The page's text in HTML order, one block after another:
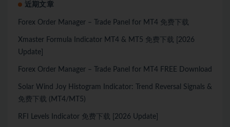
近期文章
Forex Order Manager – Trade Panel for MT4 免费下载
Xmaster Formula Indicator MT4 & MT5 免费下载 [2026
Update]
Forex Order Manager – Trade Panel for MT4 FREE Download
Solar Wind Joy Histogram Indicator: Trend Reversal Signals &
免费下载 (MT4/MT5)
RFI Levels Indicator 免费下载 [2026 Update]